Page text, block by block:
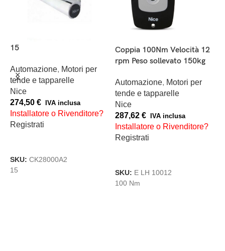
15
Automazione, Motori per
tende e tapparelle
Nice
274,50 € IVA inclusa
Installatore o Rivenditore?
Registrati
SKU: CK28000A2
15
Coppia 100Nm Velocità 12
rpm Peso sollevato 150kg
Automazione, Motori per
tende e tapparelle
Nice
287,62 € IVA inclusa
Installatore o Rivenditore?
Registrati
SKU: E LH 10012
100 Nm